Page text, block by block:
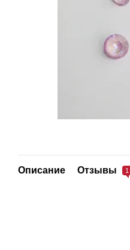
Описание Отзывы 1